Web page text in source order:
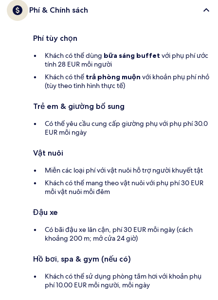
Phí & Chính sách
Phí tùy chọn
Khách có thể dùng bữa sáng buffet với phụ phí ước
tính 28 EUR mỗi người
Khách có thể trả phòng muộn với khoản phụ phí nhỏ
(tùy theo tình hình thực tế)
Trẻ em & giường bổ sung
Có thể yêu cầu cung cấp giường phụ với phụ phí 30.0
EUR mỗi ngày
Vật nuôi
Miễn các loại phí với vật nuôi hỗ trợ người khuyết tật
Khách có thể mang theo vật nuôi với phụ phí 30 EUR
mỗi vật nuôi mỗi đêm
Đậu xe
Có bãi đậu xe lân cận, phí 30 EUR mỗi ngày (cách
khoảng 200 m; mở cửa 24 giờ)
Hồ bơi, spa & gym (nếu có)
Khách có thể sử dụng phòng tắm hơi với khoản phụ
phí 10.00 EUR mỗi người, mỗi ngày